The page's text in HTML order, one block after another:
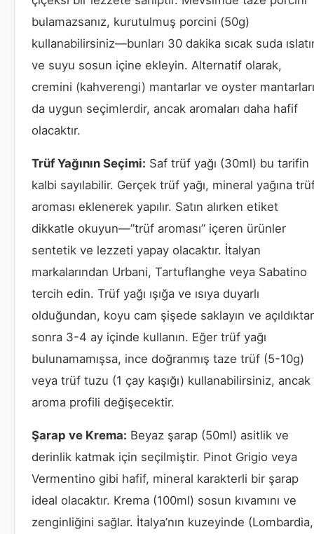
bulamazsanız, kurutulmuş porcini (50g)
kullanabilirsiniz—bunları 30 dakika sıcak suda
ve suyu sosun içine ekleyin. Alternatif olarak,
cremini (kahverengi) mantarlar ve oyster mantarları
da uygun seçimlerdir, ancak aromaları daha hafif
olacaktır.
Trüf Yağının Seçimi: Saf trüf yağı (30ml) bu tarifin
kalbi sayılabilir. Gerçek trüf yağı, mineral yağına
aroması eklenerek yapılır. Satın alırken etiket
dikkatle okuyun—”trüf aroması” içeren ürünler
sentetik ve lezzeti yapay olacaktır. İtalyan
markalarından Urbani, Tartuflanghe veya Sabatino
tercih edin. Trüf yağı ışığa ve ısıya duyarlı
olduğundan, koyu cam şişede saklayın ve
sonra 3-4 ay içinde kullanın. Eğer trüf yağı
bulunamamışsa, ince doğranmış taze trüf (5-10g)
veya trüf tuzu (1 çay kaşığı) kullanabilirsiniz, ancak
aroma profili değişecektir.
Şarap ve Krema: Beyaz şarap (50ml) asitlik ve
derinlik katmak için seçilmiştir. Pinot Grigio veya
Vermentino gibi hafif, mineral karakterli bir şarap
ideal olacaktır. Krema (100ml) sosun kıvamını ve
zenginliğini sağlar. İtalya’nın kuzeyinde (Lombardia,